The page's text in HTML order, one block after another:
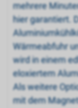
mehrere
hier garantiert.
Wärmeabfuhr
wird in einem
eloxiertem
Als weitere
mit dem